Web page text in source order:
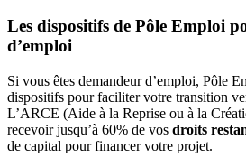
Les dispositifs de Pôle Emploi
d’emploi
Si vous êtes demandeur d’emploi, Pôle
dispositifs pour faciliter votre transition
L’ARCE (Aide à la Reprise ou à la
recevoir jusqu’à 60% de vos droits
de capital pour financer votre projet.